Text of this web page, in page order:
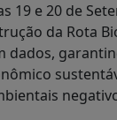
19 e 20 de
da Rota
dados,